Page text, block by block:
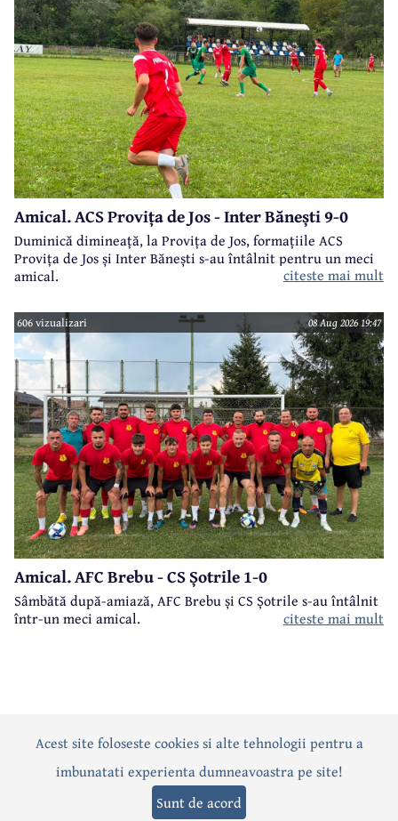
Amical. ACS Provița de Jos - Inter Bănești 9-0
Duminică dimineață, la Provița de Jos, formațiile ACS
Provița de Jos și Inter Bănești s-au întâlnit pentru un meci
amical.
citeste mai mult
606 vizualizari 08 Aug 2026 19:47
Amical. AFC Brebu - CS Șotrile 1-0
Sâmbătă după-amiază, AFC Brebu și CS Șotrile s-au întâlnit
într-un meci amical.
citeste mai mult
ActualitatePoliticăSocialEvenimentInterviuri
Editorial Sport Anunțuri
Acest site foloseste cookies si alte tehnologii pentru a
imbunatati experienta dumneavoastra pe site!
Sunt de acord